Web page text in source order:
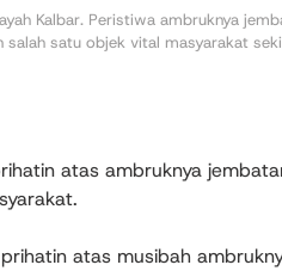
Kalbar. Peristiwa ambruknya
salah satu objek vital masyarakat
atas ambruknya
atas musibah